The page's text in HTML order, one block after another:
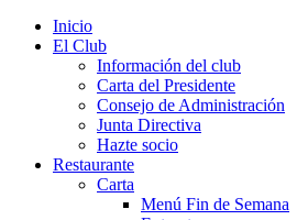
Inicio
El Club
Información del club
Carta del Presidente
Consejo de Administración
Junta Directiva
Hazte socio
Restaurante
Carta
Menú Fin de Semana